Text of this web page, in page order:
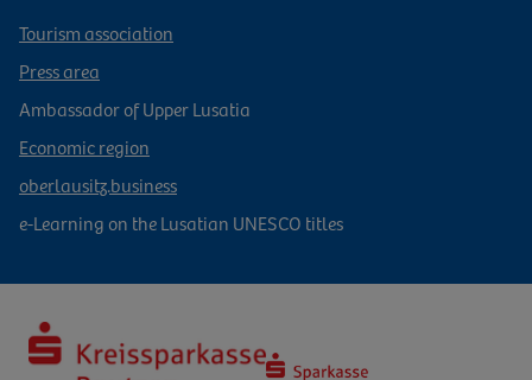
Tourism association
Press area
Ambassador of Upper Lusatia
Economic region
oberlausitz.business
e-Learning on the Lusatian UNESCO titles